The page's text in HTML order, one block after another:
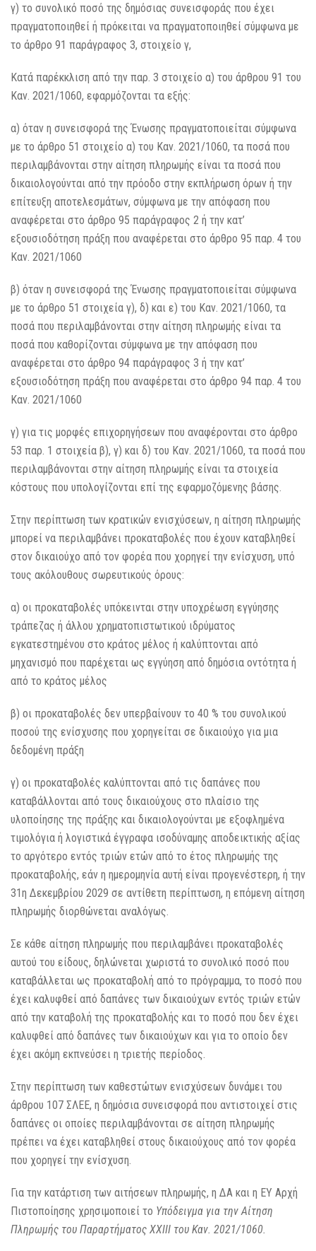
γ) το συνολικό ποσό της δημόσιας συνεισφοράς που έχει
πραγματοποιηθεί ή πρόκειται να πραγματοποιηθεί σύμφωνα με
το άρθρο 91 παράγραφος 3, στοιχείο γ,
Κατά παρέκκλιση από την παρ. 3 στοιχείο α) του άρθρου 91 του
Καν. 2021/1060, εφαρμόζονται τα εξής:
α) όταν η συνεισφορά της Ένωσης πραγματοποιείται σύμφωνα
με το άρθρο 51 στοιχείο α) του Καν. 2021/1060, τα ποσά που
περιλαμβάνονται στην αίτηση πληρωμής είναι τα ποσά που
δικαιολογούνται από την πρόοδο στην εκπλήρωση όρων ή την
επίτευξη αποτελεσμάτων, σύμφωνα με την απόφαση που
αναφέρεται στο άρθρο 95 παράγραφος 2 ή την κατ’
εξουσιοδότηση πράξη που αναφέρεται στο άρθρο 95 παρ. 4 του
Καν. 2021/1060
β) όταν η συνεισφορά της Ένωσης πραγματοποιείται σύμφωνα
με το άρθρο 51 στοιχεία γ), δ) και ε) του Καν. 2021/1060, τα
ποσά που περιλαμβάνονται στην αίτηση πληρωμής είναι τα
ποσά που καθορίζονται σύμφωνα με την απόφαση που
αναφέρεται στο άρθρο 94 παράγραφος 3 ή την κατ’
εξουσιοδότηση πράξη που αναφέρεται στο άρθρο 94 παρ. 4 του
Καν. 2021/1060
γ) για τις μορφές επιχορηγήσεων που αναφέρονται στο άρθρο
53 παρ. 1 στοιχεία β), γ) και δ) του Καν. 2021/1060, τα ποσά που
περιλαμβάνονται στην αίτηση πληρωμής είναι τα στοιχεία
κόστους που υπολογίζονται επί της εφαρμοζόμενης βάσης.
Στην περίπτωση των κρατικών ενισχύσεων, η αίτηση πληρωμής
μπορεί να περιλαμβάνει προκαταβολές που έχουν καταβληθεί
στον δικαιούχο από τον φορέα που χορηγεί την ενίσχυση, υπό
τους ακόλουθους σωρευτικούς όρους:
α) οι προκαταβολές υπόκεινται στην υποχρέωση εγγύησης
τράπεζας ή άλλου χρηματοπιστωτικού ιδρύματος
εγκατεστημένου στο κράτος μέλος ή καλύπτονται από
μηχανισμό που παρέχεται ως εγγύηση από δημόσια οντότητα ή
από το κράτος μέλος
β) οι προκαταβολές δεν υπερβαίνουν το 40 % του συνολικού
ποσού της ενίσχυσης που χορηγείται σε δικαιούχο για μια
δεδομένη πράξη
γ) οι προκαταβολές καλύπτονται από τις δαπάνες που
καταβάλλονται από τους δικαιούχους στο πλαίσιο της
υλοποίησης της πράξης και δικαιολογούνται με εξοφλημένα
τιμολόγια ή λογιστικά έγγραφα ισοδύναμης αποδεικτικής αξίας
το αργότερο εντός τριών ετών από το έτος πληρωμής της
προκαταβολής, εάν η ημερομηνία αυτή είναι προγενέστερη, ή την
31η Δεκεμβρίου 2029 σε αντίθετη περίπτωση, η επόμενη αίτηση
πληρωμής διορθώνεται αναλόγως.
Σε κάθε αίτηση πληρωμής που περιλαμβάνει προκαταβολές
αυτού του είδους, δηλώνεται χωριστά το συνολικό ποσό που
καταβάλλεται ως προκαταβολή από το πρόγραμμα, το ποσό που
έχει καλυφθεί από δαπάνες των δικαιούχων εντός τριών ετών
από την καταβολή της προκαταβολής και το ποσό που δεν έχει
καλυφθεί από δαπάνες των δικαιούχων και για το οποίο δεν
έχει ακόμη εκπνεύσει η τριετής περίοδος.
Στην περίπτωση των καθεστώτων ενισχύσεων δυνάμει του
άρθρου 107 ΣΛΕΕ, η δημόσια συνεισφορά που αντιστοιχεί στις
δαπάνες οι οποίες περιλαμβάνονται σε αίτηση πληρωμής
πρέπει να έχει καταβληθεί στους δικαιούχους από τον φορέα
που χορηγεί την ενίσχυση.
Για την κατάρτιση των αιτήσεων πληρωμής, η ΔΑ και η ΕΥ Αρχή
Πιστοποίησης χρησιμοποιεί το Υπόδειγμα για την Αίτηση
Πληρωμής του Παραρτήματος ΧΧΙΙΙ του Καν. 2021/1060.